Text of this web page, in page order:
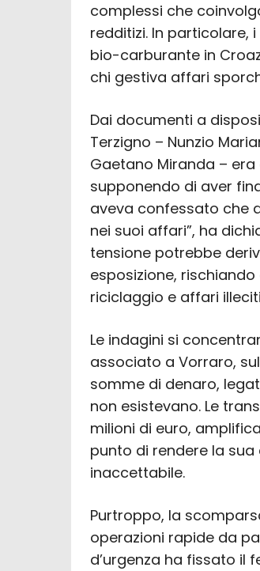
complessi che
redditizi. In particolare,
bio-carburante in
chi gestiva affari
Dai documenti a
Terzigno – Nunzio
Gaetano Miranda –
supponendo di aver
aveva confessato che
nei suoi affari”, ha
tensione potrebbe
esposizione,
riciclaggio e affari
Le indagini si
associato a Vorraro,
somme di denaro,
non esistevano. Le
milioni di euro,
punto di rendere la
inaccettabile.
Purtroppo, la
operazioni rapide da
d’urgenza ha fissato il